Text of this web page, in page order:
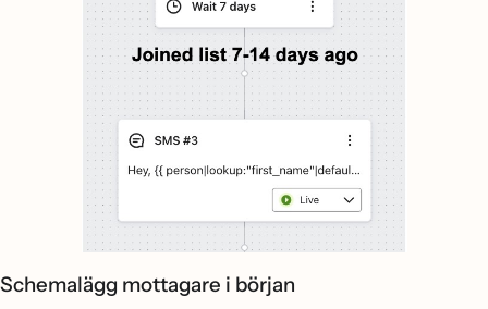
Schemalägg mottagare i början